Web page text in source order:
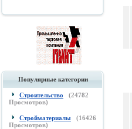
Популярные категории
Строительство (24782
Просмотров)
Стройматериалы (16426
Просмотров)